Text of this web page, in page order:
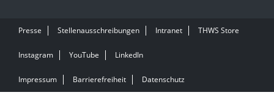
Presse Stellenausschreibungen Intranet THWS Store
Instagram YouTube LinkedIn
Impressum Barrierefreiheit Datenschutz